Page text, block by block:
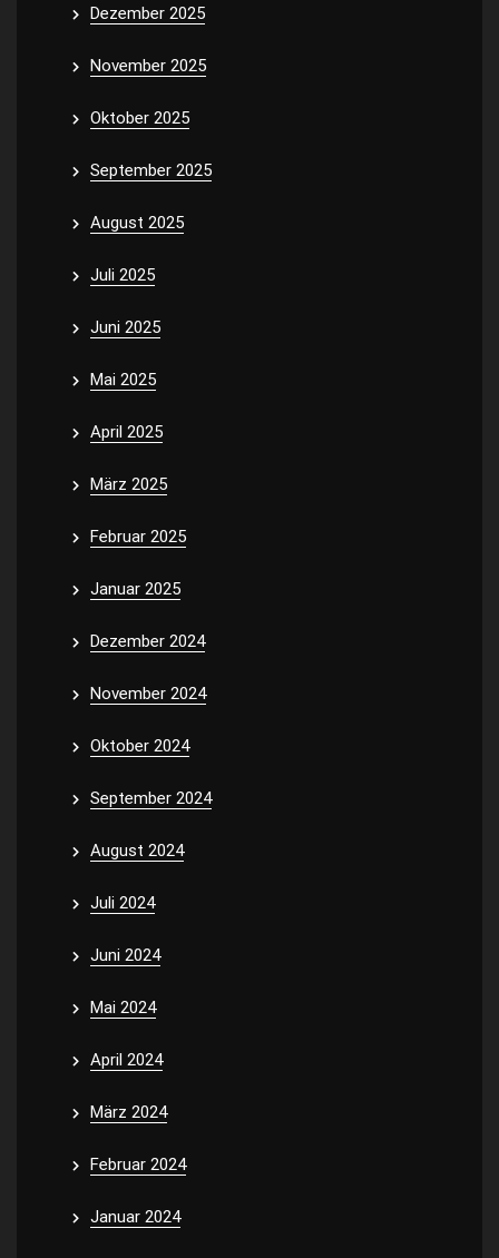
Dezember 2025
November 2025
Oktober 2025
September 2025
August 2025
Juli 2025
Juni 2025
Mai 2025
April 2025
März 2025
Februar 2025
Januar 2025
Dezember 2024
November 2024
Oktober 2024
September 2024
August 2024
Juli 2024
Juni 2024
Mai 2024
April 2024
März 2024
Februar 2024
Januar 2024